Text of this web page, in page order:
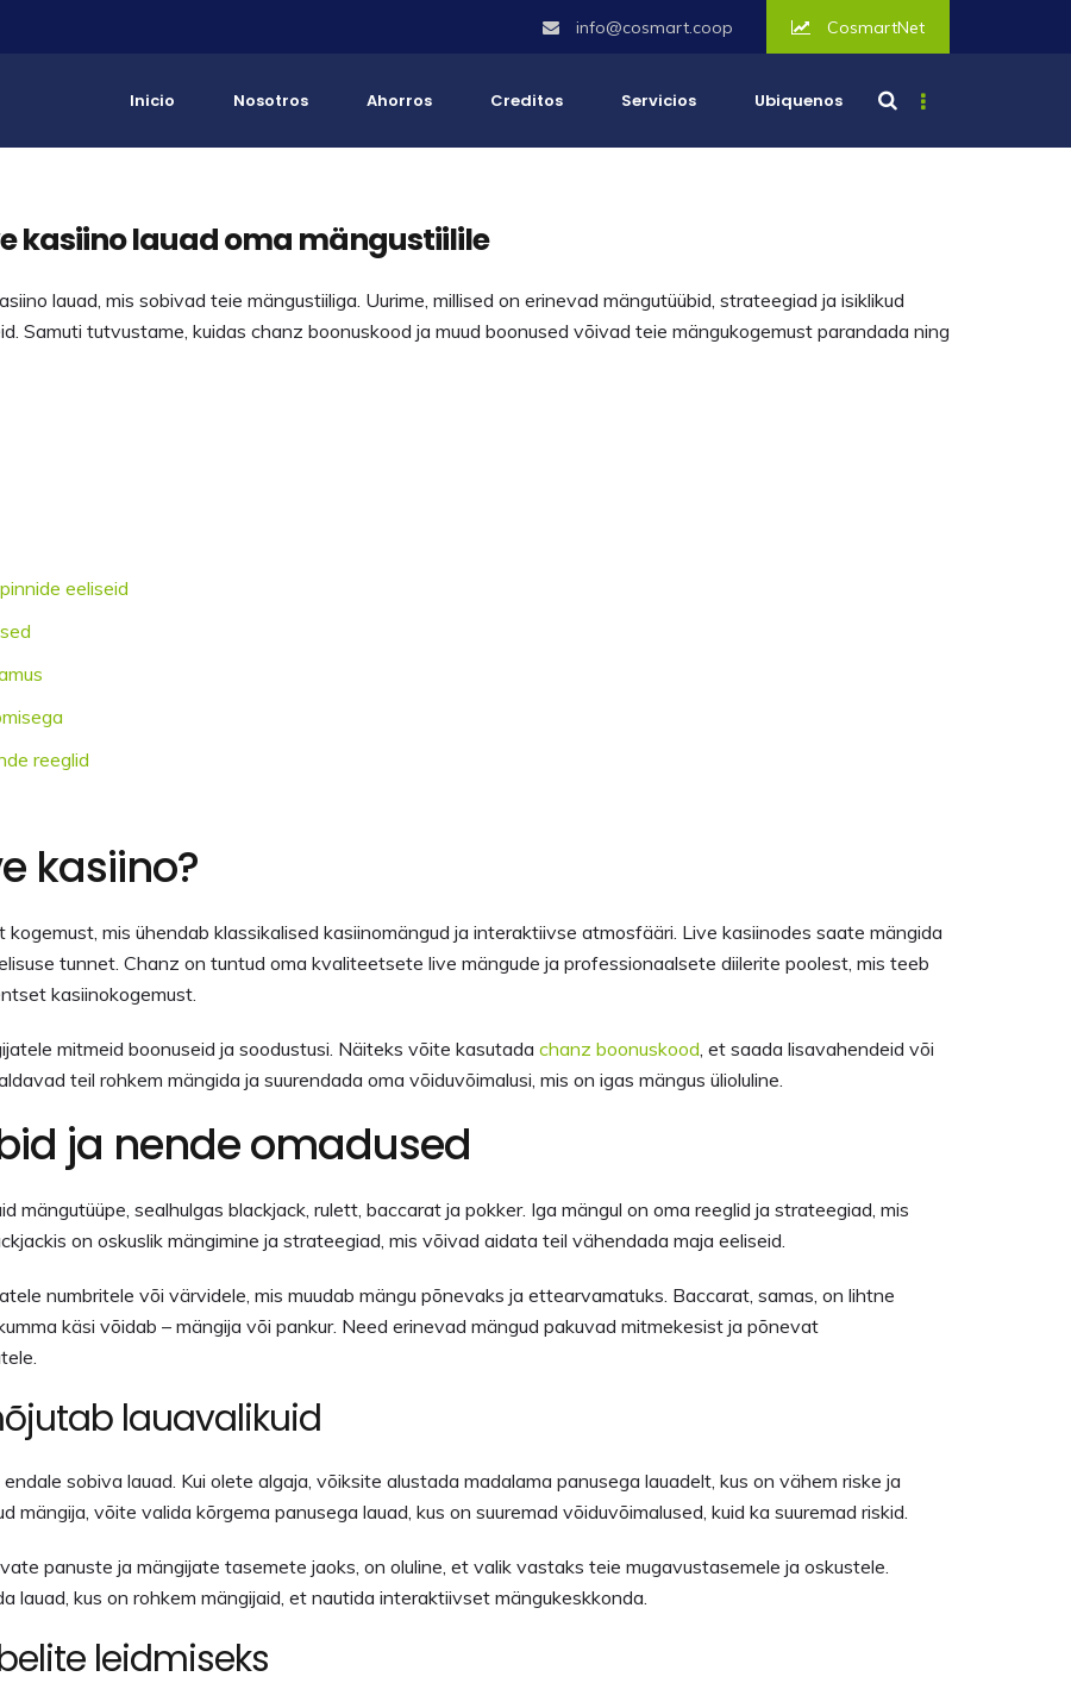
info@cosmart.coop CosmartNet
Inicio Nosotros Ahorros Creditos Servicios Ubiquenos
kasiino lauad oma mängustiilile
lauad, mis sobivad teie mängustiiliga. Uurime, millised on erinevad mängutüübid, strateegiad ja isiklikud
Samuti tutvustame, kuidas chanz boonuskood ja muud boonused võivad teie mängukogemust parandada ning
eeliseid
reeglid
kasiino?
mis ühendab klassikalised kasiinomängud ja interaktiivse atmosfääri. Live kasiinodes saate mängida
tunnet. Chanz on tuntud oma kvaliteetsete live mängude ja professionaalsete diilerite poolest, mis teeb
kasiinokogemust.
mitmeid boonuseid ja soodustusi. Näiteks võite kasutada chanz boonuskood, et saada lisavahendeid või
teil rohkem mängida ja suurendada oma võiduvõimalusi, mis on igas mängus ülioluline.
ja nende omadused
mängutüüpe, sealhulgas blackjack, rulett, baccarat ja pokker. Iga mängul on oma reeglid ja strateegiad, mis
on oskuslik mängimine ja strateegiad, mis võivad aidata teil vähendada maja eeliseid.
numbritele või värvidele, mis muudab mängu põnevaks ja ettearvamatuks. Baccarat, samas, on lihtne
käsi võidab – mängija või pankur. Need erinevad mängud pakuvad mitmekesist ja põnevat
lauavalikuid
sobiva lauad. Kui olete algaja, võiksite alustada madalama panusega lauadelt, kus on vähem riske ja
mängija, võite valida kõrgema panusega lauad, kus on suuremad võiduvõimalused, kuid ka suuremad riskid.
panuste ja mängijate tasemete jaoks, on oluline, et valik vastaks teie mugavustasemele ja oskustele.
lauad, kus on rohkem mängijaid, et nautida interaktiivset mängukeskkonda.
leidmiseks